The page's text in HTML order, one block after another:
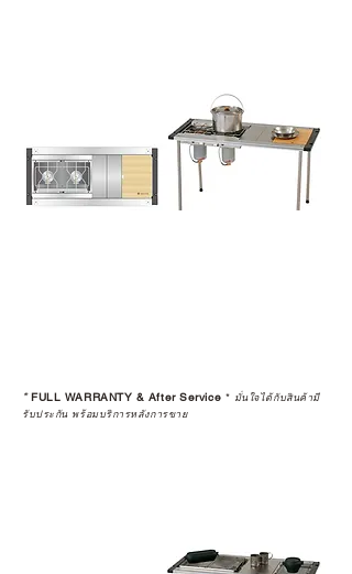
*FULL WARRANTY & After Service * มั่นใจได้กับสินค้ามี
รับประกัน พร้อมบริการหลังการขาย